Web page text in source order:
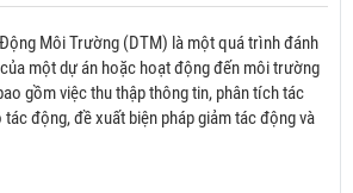
Môi Trường (DTM) là một quá trình đánh
một dự án hoặc hoạt động đến môi trường
gồm việc thu thập thông tin, phân tích tác
động, đề xuất biện pháp giảm tác động và